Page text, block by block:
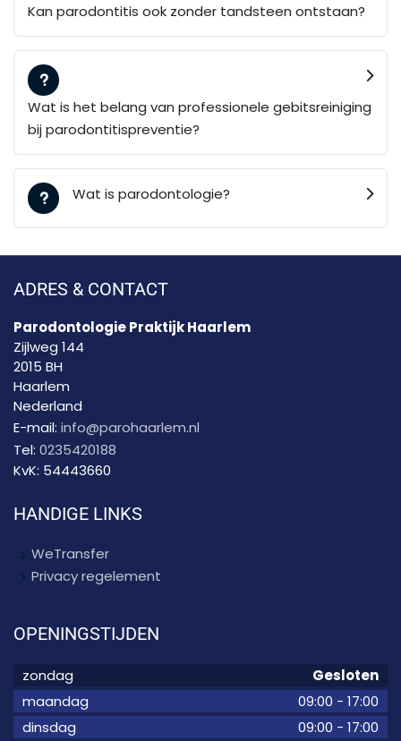
Kan parodontitis ook zonder tandsteen ontstaan?
Wat is het belang van professionele gebitsreiniging
bij parodontitispreventie?
Wat is parodontologie?
ADRES & CONTACT
Parodontologie Praktijk Haarlem
Zijlweg 144
2015 BH
Haarlem
Nederland
E-mail: info@parohaarlem.nl
Tel: 0235420188
KvK: 54443660
HANDIGE LINKS
WeTransfer
Privacy regelement
OPENINGSTIJDEN
zondag
Gesloten
maandag
09:00 - 17:00
dinsdag
09:00 - 17:00